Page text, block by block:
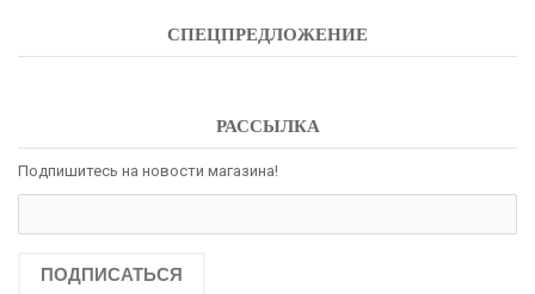
СПЕЦПРЕДЛОЖЕНИЕ
РАССЫЛКА
Подпишитесь на новости магазина!
ПОДПИСАТЬСЯ